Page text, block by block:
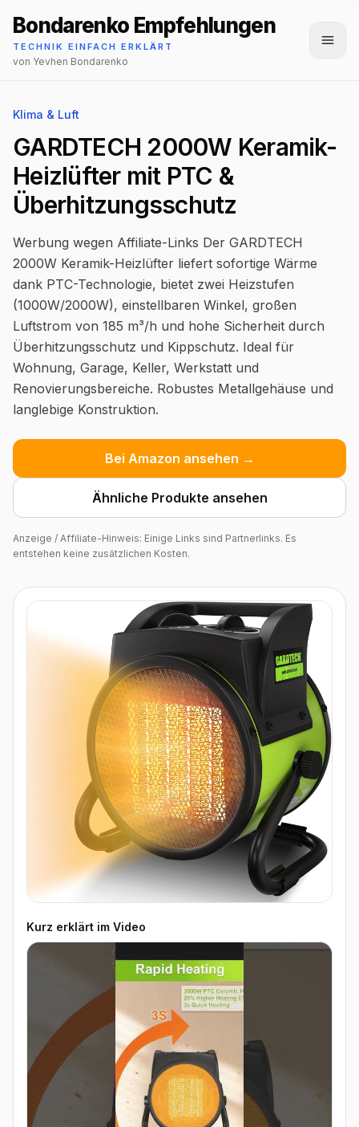
Bondarenko Empfehlungen
TECHNIK EINFACH ERKLÄRT
von Yevhen Bondarenko
Klima & Luft
GARDTECH 2000W Keramik-
Heizlüfter mit PTC &
Überhitzungsschutz
Werbung wegen Affiliate-Links Der GARDTECH
2000W Keramik-Heizlüfter liefert sofortige Wärme
dank PTC-Technologie, bietet zwei Heizstufen
(1000W/2000W), einstellbaren Winkel, großen
Luftstrom von 185 m³/h und hohe Sicherheit durch
Überhitzungsschutz und Kippschutz. Ideal für
Wohnung, Garage, Keller, Werkstatt und
Renovierungsbereiche. Robustes Metallgehäuse und
langlebige Konstruktion.
Bei Amazon ansehen →
Ähnliche Produkte ansehen
Anzeige / Affiliate-Hinweis: Einige Links sind Partnerlinks. Es
entstehen keine zusätzlichen Kosten.
Kurz erklärt im Video